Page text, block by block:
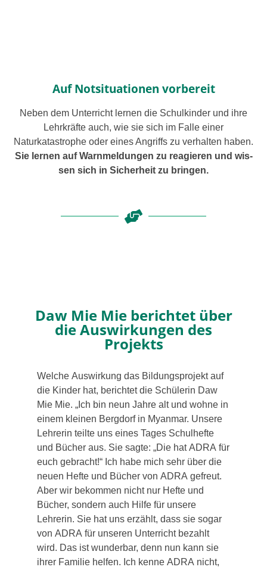
Auf Notsituationen vorbereit
Neben dem Unterricht ler­nen die Schulkinder und ihre
Lehrkräfte auch, wie sie sich im Falle einer
Naturkatastrophe oder eines Angriffs zu ver­hal­ten haben.
Sie ler­nen auf Warnmeldungen zu reagie­ren und wis­
sen sich in Sicherheit zu brin­gen.
Daw Mie Mie berichtet über
die Auswirkungen des
Projekts
Welche Auswirkung das Bildungsprojekt auf
die Kinder hat, berich­tet die Schülerin Daw
Mie Mie. „Ich bin neun Jahre alt und woh­ne in
einem klei­nen Bergdorf in Myanmar. Unsere
Lehrerin teil­te uns eines Tages Schulhefte
und Bücher aus. Sie sag­te: „Die hat ADRA für
euch gebracht!“ Ich habe mich sehr über die
neu­en Hefte und Bücher von ADRA gefreut.
Aber wir bekom­men nicht nur Hefte und
Bücher, son­dern auch Hilfe für unse­re
Lehrerin. Sie hat uns erzählt, dass sie sogar
von ADRA für unse­ren Unterricht bezahlt
wird. Das ist wun­der­bar, denn nun kann sie
ihrer Familie hel­fen. Ich ken­ne ADRA nicht,